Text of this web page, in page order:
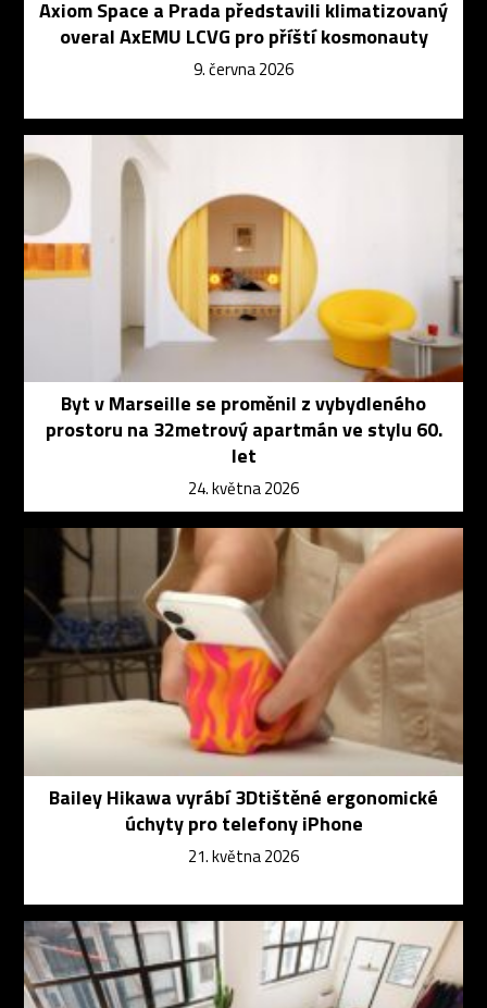
Axiom Space a Prada představili klimatizovaný
overal AxEMU LCVG pro příští kosmonauty
9. června 2026
Byt v Marseille se proměnil z vybydleného
prostoru na 32metrový apartmán ve stylu 60.
let
24. května 2026
Bailey Hikawa vyrábí 3Dtištěné ergonomické
úchyty pro telefony iPhone
21. května 2026